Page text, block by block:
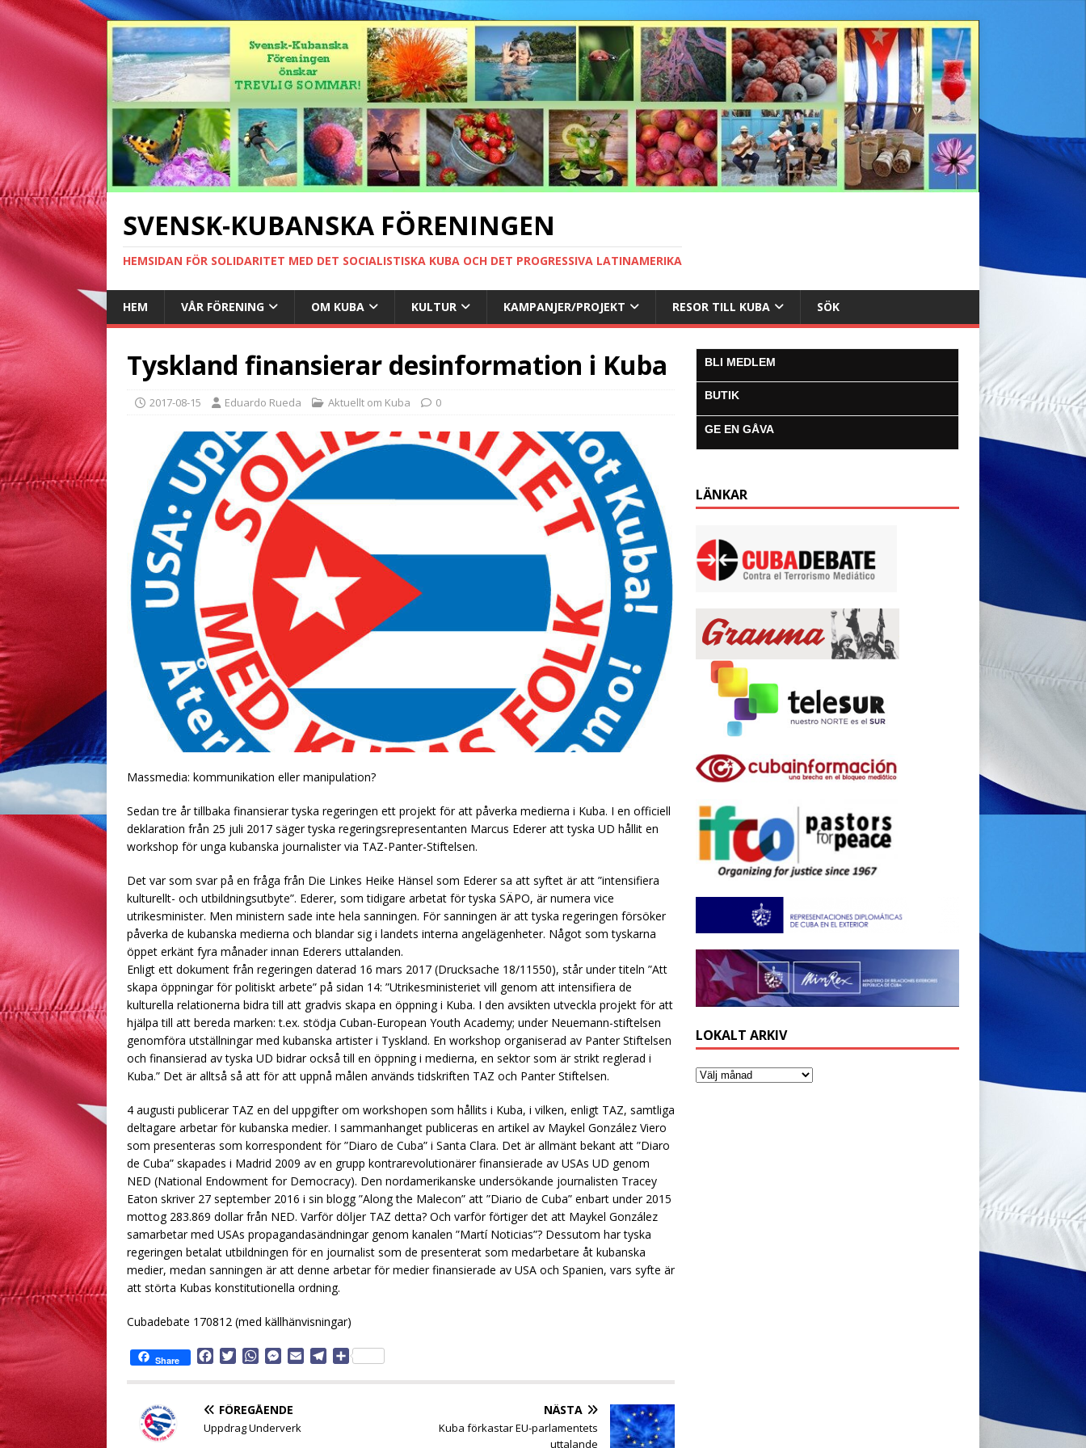
SVENSK-KUBANSKA FÖRENINGEN
HEMSIDAN FÖR SOLIDARITET MED DET SOCIALISTISKA KUBA OCH DET PROGRESSIVA LATINAMERIKA
HEM VÅR FÖRENING OM KUBA KULTUR KAMPANJER/PROJEKT RESOR TILL KUBA SÖK
Tyskland finansierar desinformation i Kuba
2017-08-15 Eduardo Rueda Aktuellt om Kuba 0
Massmedia: kommunikation eller manipulation?
Sedan tre år tillbaka finansierar tyska regeringen ett projekt för att påverka medierna i Kuba. I en officiell
deklaration från 25 juli 2017 säger tyska regeringsrepresentanten Marcus Ederer att tyska UD hållit en
workshop för unga kubanska journalister via TAZ-Panter-Stiftelsen.
Det var som svar på en fråga från Die Linkes Heike Hänsel som Ederer sa att syftet är att ”intensifiera
kulturellt- och utbildningsutbyte”. Ederer, som tidigare arbetat för tyska SÄPO, är numera vice
utrikesminister. Men ministern sade inte hela sanningen. För sanningen är att tyska regeringen försöker
påverka de kubanska medierna och blandar sig i landets interna angelägenheter. Något som tyskarna
öppet erkänt fyra månader innan Ederers uttalanden.
Enligt ett dokument från regeringen daterad 16 mars 2017 (Drucksache 18/11550), står under titeln ”Att
skapa öppningar för politiskt arbete” på sidan 14: ”Utrikesministeriet vill genom att intensifiera de
kulturella relationerna bidra till att gradvis skapa en öppning i Kuba. I den avsikten utveckla projekt för att
hjälpa till att bereda marken: t.ex. stödja Cuban-European Youth Academy; under Neuemann-stiftelsen
genomföra utställningar med kubanska artister i Tyskland. En workshop organiserad av Panter Stiftelsen
och finansierad av tyska UD bidrar också till en öppning i medierna, en sektor som är strikt reglerad i
Kuba.” Det är alltså så att för att uppnå målen används tidskriften TAZ och Panter Stiftelsen.
4 augusti publicerar TAZ en del uppgifter om workshopen som hållits i Kuba, i vilken, enligt TAZ, samtliga
deltagare arbetar för kubanska medier. I sammanhanget publiceras en artikel av Maykel González Viero
som presenteras som korrespondent för ”Diaro de Cuba” i Santa Clara. Det är allmänt bekant att ”Diaro
de Cuba” skapades i Madrid 2009 av en grupp kontrarevolutionärer finansierade av USAs UD genom
NED (National Endowment for Democracy). Den nordamerikanske undersökande journalisten Tracey
Eaton skriver 27 september 2016 i sin blogg ”Along the Malecon” att ”Diario de Cuba” enbart under 2015
mottog 283.869 dollar från NED. Varför döljer TAZ detta? Och varför förtiger det att Maykel González
samarbetar med USAs propagandasändningar genom kanalen ”Martí Noticias”? Dessutom har tyska
regeringen betalat utbildningen för en journalist som de presenterat som medarbetare åt kubanska
medier, medan sanningen är att denne arbetar för medier finansierade av USA och Spanien, vars syfte är
att störta Kubas konstitutionella ordning.
Cubadebate 170812 (med källhänvisningar)
Share
e
b
o
T
t
t
e
W
t
s
A
M
s
e
n
T
D
FÖREGÅENDE
Uppdrag Underverk
NÄSTA
Kuba förkastar EU-parlamentets
uttalande
BLI MEDLEM
BUTIK
GE EN GÅVA
LÄNKAR
LOKALT ARKIV